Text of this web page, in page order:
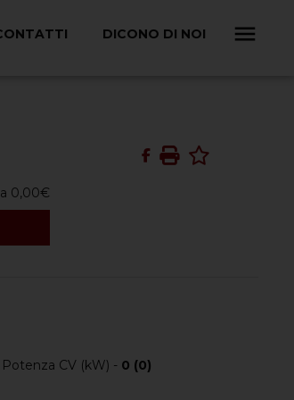
DICONO DI NOI
0,00€
Potenza CV (kW) - 0 (0)